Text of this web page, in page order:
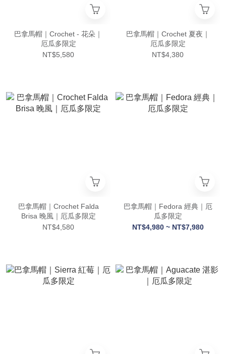
巴拿馬帽｜Crochet - 花朵｜
厄瓜多限定
NT$5,580
巴拿馬帽｜Crochet 夏夜｜
厄瓜多限定
NT$4,380
巴拿馬帽｜Crochet Falda
Brisa 晚風｜厄瓜多限定
NT$4,580
巴拿馬帽｜Fedora 經典｜厄
瓜多限定
NT$4,980 ~ NT$7,980